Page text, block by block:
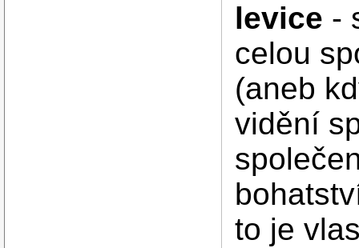
levice -
celou
(aneb
vidění
to je